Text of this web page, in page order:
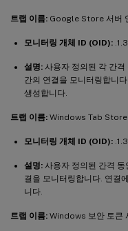
트랩 이름: Google Store 서버
모니터링 개체 ID (OID):
설명: 사용자 정의된 각 간
간의 연결을 모니터링합니
생성합니다.
트랩 이름: Windows Tab Store
모니터링 개체 ID (OID):
설명: 사용자 정의된 간격
결을 모니터링합니다. 연결
니다.
트랩 이름: Windows 보안 토큰